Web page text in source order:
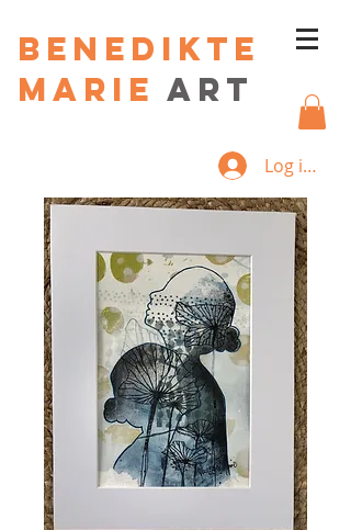
Benedikte
Marie art
Log ind